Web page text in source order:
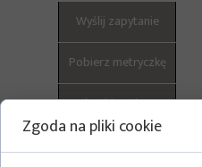
Wyślij zapytanie
Pobierz metryczkę
Pokaż historię cen
Zgoda na pliki cookie